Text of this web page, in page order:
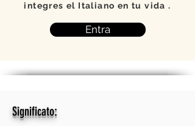
integres el Italiano en tu vida .
Entra
Significato: